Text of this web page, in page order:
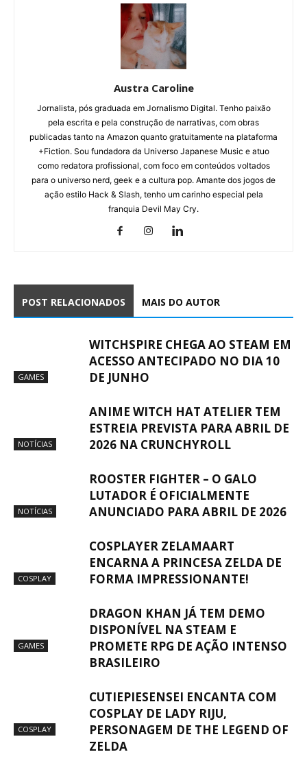
Austra Caroline
Jornalista, pós graduada em Jornalismo Digital. Tenho paixão
pela escrita e pela construção de narrativas, com obras
publicadas tanto na Amazon quanto gratuitamente na plataforma
+Fiction. Sou fundadora da Universo Japanese Music e atuo
como redatora profissional, com foco em conteúdos voltados
para o universo nerd, geek e a cultura pop. Amante dos jogos de
ação estilo Hack & Slash, tenho um carinho especial pela
franquia Devil May Cry.
POST RELACIONADOS MAIS DO AUTOR
GAMES
WITCHSPIRE CHEGA AO STEAM EM
ACESSO ANTECIPADO NO DIA 10
DE JUNHO
NOTÍCIAS
ANIME WITCH HAT ATELIER TEM
ESTREIA PREVISTA PARA ABRIL DE
2026 NA CRUNCHYROLL
NOTÍCIAS
ROOSTER FIGHTER – O GALO
LUTADOR É OFICIALMENTE
ANUNCIADO PARA ABRIL DE 2026
COSPLAY
COSPLAYER ZELAMAART
ENCARNA A PRINCESA ZELDA DE
FORMA IMPRESSIONANTE!
GAMES
DRAGON KHAN JÁ TEM DEMO
DISPONÍVEL NA STEAM E
PROMETE RPG DE AÇÃO INTENSO
BRASILEIRO
COSPLAY
CUTIEPIESENSEI ENCANTA COM
COSPLAY DE LADY RIJU,
PERSONAGEM DE THE LEGEND OF
ZELDA